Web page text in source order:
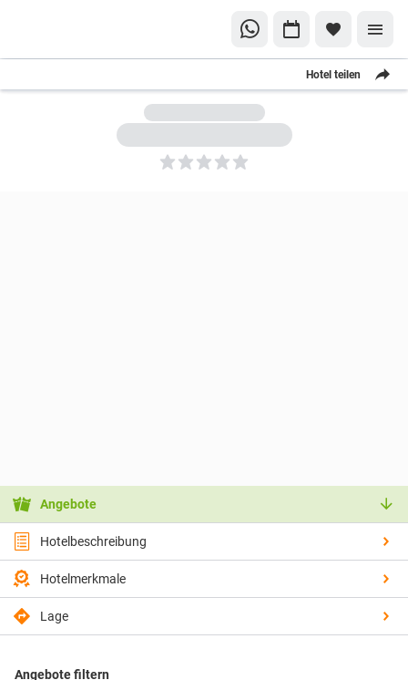
Hotel teilen
5
Angebote
Hotelbeschreibung
Hotelmerkmale
Lage
Angebote filtern